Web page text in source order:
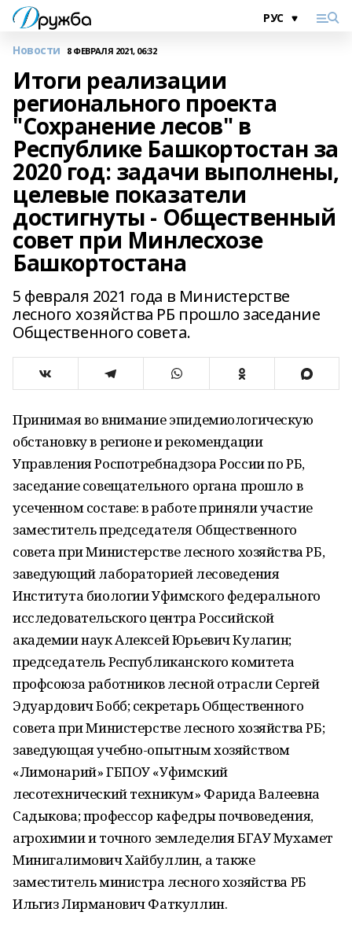
Новости 8 ФЕВРАЛЯ 2021, 06:32
Итоги реализации
регионального проекта
"Сохранение лесов" в
Республике Башкортостан за
2020 год: задачи выполнены,
целевые показатели
достигнуты - Общественный
совет при Минлесхозе
Башкортостана
5 февраля 2021 года в Министерстве
лесного хозяйства РБ прошло заседание
Общественного совета.
Принимая во внимание эпидемиологическую
обстановку в регионе и рекомендации
Управления Роспотребнадзора России по РБ,
заседание совещательного органа прошло в
усеченном составе: в работе приняли участие
заместитель председателя Общественного
совета при Министерстве лесного хозяйства РБ,
заведующий лабораторией лесоведения
Института биологии Уфимского федерального
исследовательского центра Российской
академии наук Алексей Юрьевич Кулагин;
председатель Республиканского комитета
профсоюза работников лесной отрасли Сергей
Эдуардович Бобб; секретарь Общественного
совета при Министерстве лесного хозяйства РБ;
заведующая учебно-опытным хозяйством
«Лимонарий» ГБПОУ «Уфимский
лесотехнический техникум» Фарида Валеевна
Садыкова; профессор кафедры почвоведения,
агрохимии и точного земледелия БГАУ Мухамет
Минигалимович Хайбуллин, а также
заместитель министра лесного хозяйства РБ
Ильгиз Лирманович Фаткуллин.